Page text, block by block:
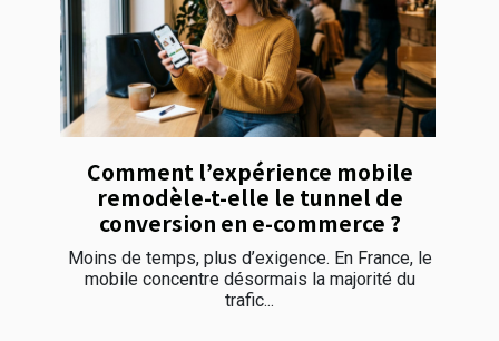
Comment l’expérience mobile
remodèle-t-elle le tunnel de
conversion en e-commerce ?
Moins de temps, plus d’exigence. En France, le
mobile concentre désormais la majorité du
trafic...